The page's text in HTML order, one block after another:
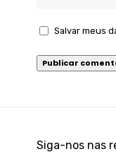
Salvar meus
Siga-nos nas